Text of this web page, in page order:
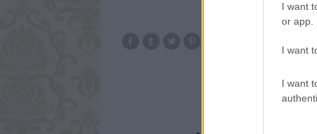
I want
or app.
I want
I want
munka